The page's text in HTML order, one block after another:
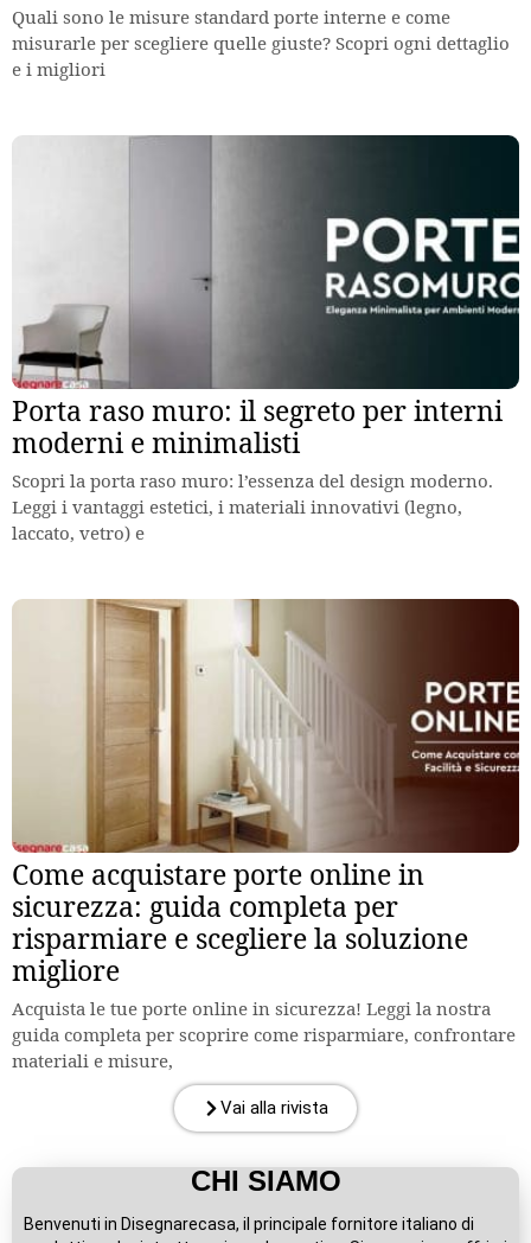
Quali sono le misure standard porte interne e come
misurarle per scegliere quelle giuste? Scopri ogni dettaglio
e i migliori
Porta raso muro: il segreto per interni
moderni e minimalisti
Scopri la porta raso muro: l’essenza del design moderno.
Leggi i vantaggi estetici, i materiali innovativi (legno,
laccato, vetro) e
Come acquistare porte online in
sicurezza: guida completa per
risparmiare e scegliere la soluzione
migliore
Acquista le tue porte online in sicurezza! Leggi la nostra
guida completa per scoprire come risparmiare, confrontare
materiali e misure,
Vai alla rivista
CHI SIAMO
Benvenuti in Disegnarecasa, il principale fornitore italiano di